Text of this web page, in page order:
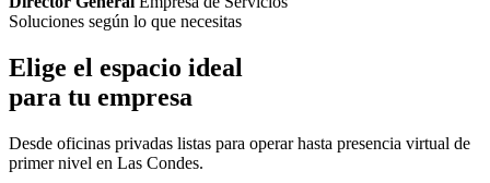
Soluciones según lo que necesitas
Elige el espacio ideal
para tu empresa
Desde oficinas privadas listas para operar hasta presencia virtual de
primer nivel en Las Condes.